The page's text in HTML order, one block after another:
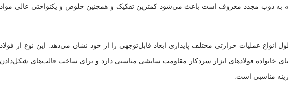
که به ذوب مجدد معروف است باعث می‌شود کمترین تفکیک و همچنین خلوص و یکنواختی عالی مواد
انواع عملیات حرارتی مختلف پایداری ابعاد قابل‌توجهی را از خود نشان می‌دهد. این نوع از فولاد
خانواده فولادهای ابزار سردکار مقاومت سایشی مناسبی دارد و برای ساخت قالب‌های شکل‌دادن
مناسبی است.